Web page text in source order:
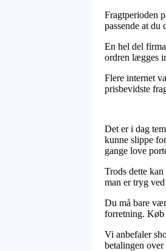
Fragtperioden
passende at du
En hel del
ordren lægges
Flere internet
prisbevidste
Det er i dag
kunne slippe
gange love
Trods dette
man er tryg
Du må bare
forretning. Køb
Vi anbefaler
betalingen